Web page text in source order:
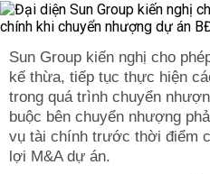
Sun Group kiến nghị cho
kế thừa, tiếp tục thực hiện
trong quá trình chuyển
buộc bên chuyển nhượng
vụ tài chính trước thời điểm
lợi M&A dự án.